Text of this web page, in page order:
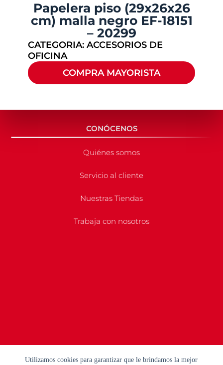
Utilizamos cookies para garantizar que le brindamos la mejor
Papelera piso (29x26x26
cm) malla negro EF-18151
– 20299
CATEGORIA: ACCESORIOS DE
OFICINA
COMPRA MAYORISTA
CONÓCENOS
Quiénes somos
Servicio al cliente
Nuestras Tiendas
Trabaja con nosotros